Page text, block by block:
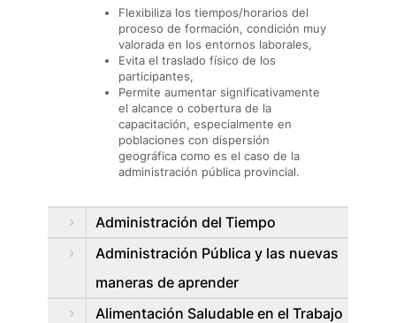
Flexibiliza los tiempos/horarios del
proceso de formación, condición muy
valorada en los entornos laborales,
Evita el traslado físico de los
participantes,
Permite aumentar significativamente
el alcance o cobertura de la
capacitación, especialmente en
poblaciones con dispersión
geográfica como es el caso de la
administración pública provincial.
Administración del Tiempo
Administración Pública y las nuevas
maneras de aprender
Alimentación Saludable en el Trabajo